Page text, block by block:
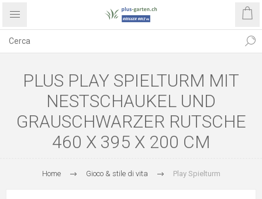
PLUS PLAY SPIELTURM MIT
NESTSCHAUKEL UND
GRAUSCHWARZER RUTSCHE
460 X 395 X 200 CM
Home Gioco & stile di vita Play Spielturm